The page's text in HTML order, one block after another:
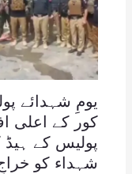
یومِ شہدائے
کور کے اعلی
پولیس کے ہیڈ
شہداء کو